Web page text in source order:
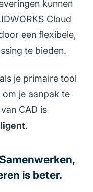
kunnen
Cloud
een flexibele,
te bieden.
je primaire tool
je aanpak te
CAD is
.
is beter.